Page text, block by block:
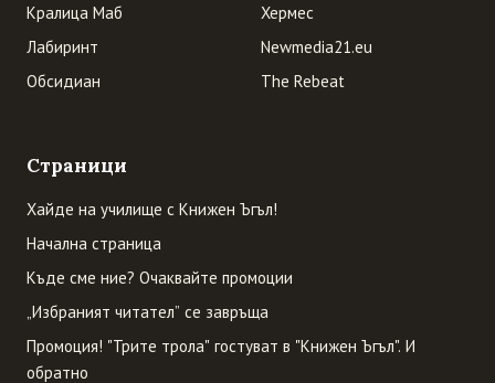
Кралица Маб
Лабиринт
Обсидиан
Хермес
Newmedia21.eu
The Rebeat
Страници
Хайде на училище с Книжен Ъгъл!
Начална страница
Къде сме ние? Очаквайте промоции
„Избраният читател” се завръща
Промоция! "Трите трола" гостуват в "Книжен Ъгъл". И
обратно